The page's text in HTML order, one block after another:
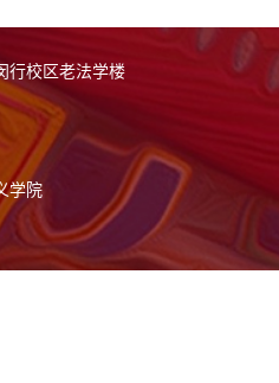
行校区老法学楼
学院